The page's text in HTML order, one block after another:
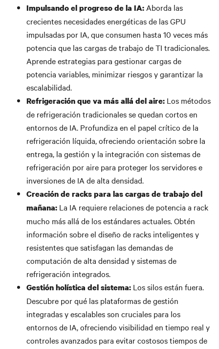
Impulsando el progreso de la IA: Aborda las
crecientes necesidades energéticas de las GPU
impulsadas por IA, que consumen hasta 10 veces más
potencia que las cargas de trabajo de TI tradicionales.
Aprende estrategias para gestionar cargas de
potencia variables, minimizar riesgos y garantizar la
escalabilidad.
Refrigeración que va más allá del aire: Los métodos
de refrigeración tradicionales se quedan cortos en
entornos de IA. Profundiza en el papel crítico de la
refrigeración líquida, ofreciendo orientación sobre la
entrega, la gestión y la integración con sistemas de
refrigeración por aire para proteger los servidores e
inversiones de IA de alta densidad.
Creación de racks para las cargas de trabajo del
mañana: La IA requiere relaciones de potencia a rack
mucho más allá de los estándares actuales. Obtén
información sobre el diseño de racks inteligentes y
resistentes que satisfagan las demandas de
computación de alta densidad y sistemas de
refrigeración integrados.
Gestión holística del sistema: Los silos están fuera.
Descubre por qué las plataformas de gestión
integradas y escalables son cruciales para los
entornos de IA, ofreciendo visibilidad en tiempo real y
controles avanzados para evitar costosos tiempos de